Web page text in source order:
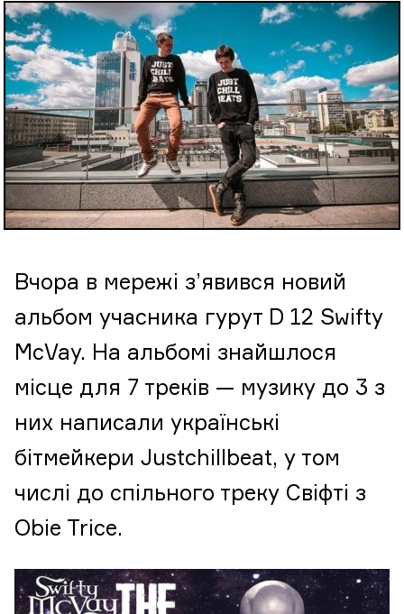
Вчора в мережі з’явився новий
альбом учасника гурут D 12 Swifty
McVay. На альбомі знайшлося
місце для 7 треків — музику до 3 з
них написали українські
бітмейкери Justchillbeat, у том
числі до спільного треку Свіфті з
Obie Trice.